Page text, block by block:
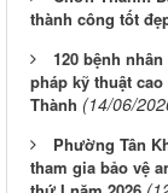
thành công tốt
120 bệnh
pháp kỹ thuật
Thành (14/06/
Phường Tân
tham gia bảo vệ